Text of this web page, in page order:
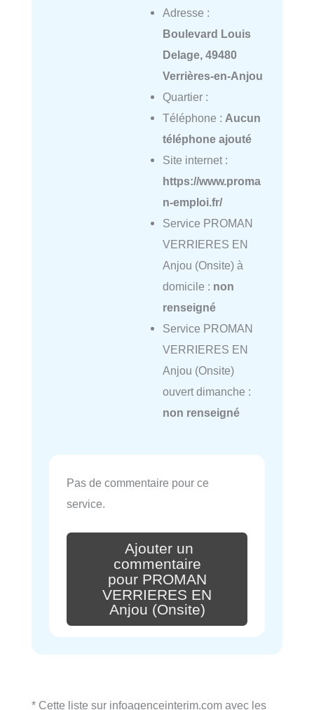
Adresse :
Boulevard Louis
Delage, 49480
Verrières-en-Anjou
Quartier :
Téléphone : Aucun
téléphone ajouté
Site internet :
https://www.proma
n-emploi.fr/
Service PROMAN
VERRIERES EN
Anjou (Onsite) à
domicile : non
renseigné
Service PROMAN
VERRIERES EN
Anjou (Onsite)
ouvert dimanche :
non renseigné
Pas de commentaire pour ce
service.
Ajouter un
commentaire
pour PROMAN
VERRIERES EN
Anjou (Onsite)
* Cette liste sur infoagenceinterim.com avec les